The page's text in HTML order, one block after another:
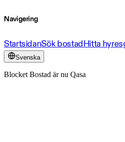
Navigering
StartsidanSök bostadHitta
Svenska
Blocket Bostad är nu Qasa